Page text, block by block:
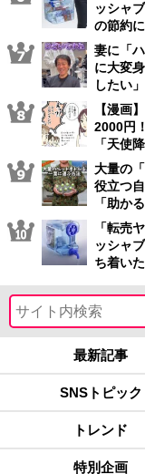
ッシャ
の節約
妻に「
に大変
したい
【漫画
2000円
「天使
大量の
役立つ
「助かる
「転売
ッシャ
ち着い
最新記事
SNSトピック
トレンド
特別企画